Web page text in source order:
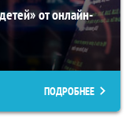
от онлайн-
ПОДРОБНЕЕ